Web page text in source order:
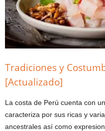
Tradiciones y
[Actualizado]
La costa de Perú cuenta con
caracteriza por sus ricas y
ancestrales así como